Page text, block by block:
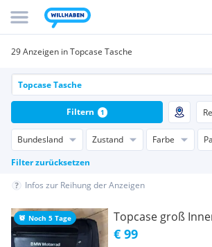
29 Anzeigen in Topcase Tasche
Bundesland Zustand Farbe
Filter zurücksetzen
Filtern 1
Infos zur Reihung der Anzeigen
Noch 5 Tage Topcase groß
€ 99